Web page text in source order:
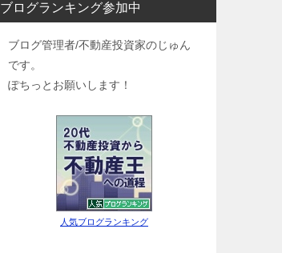
ブログランキング参加中
ブログ管理者/不動産投資家のじゅん
です。
ぽちっとお願いします！
人気ブログランキング